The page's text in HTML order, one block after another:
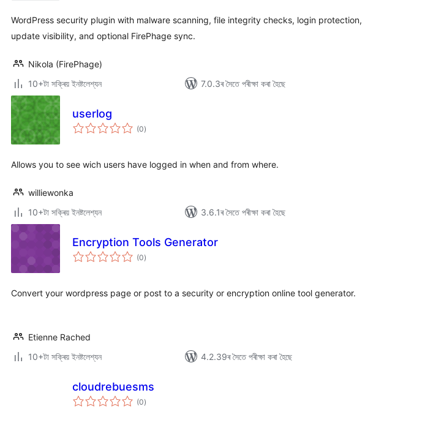
WordPress security plugin with malware scanning, file integrity checks, login protection,
update visibility, and optional FirePhage sync.
Nikola (FirePhage)
10+টা সক্ৰিয় ইনষ্টলেশ্যন
7.0.3ৰ সৈতে পৰীক্ষা কৰা হৈছে
userlog
(0টা
মুঠ)
Allows you to see wich users have logged in when and from where.
williewonka
10+টা সক্ৰিয় ইনষ্টলেশ্যন
3.6.1ৰ সৈতে পৰীক্ষা কৰা হৈছে
Encryption Tools Generator
(0টা
মুঠ)
Convert your wordpress page or post to a security or encryption online tool generator.
Etienne Rached
10+টা সক্ৰিয় ইনষ্টলেশ্যন
4.2.39ৰ সৈতে পৰীক্ষা কৰা হৈছে
cloudrebuesms
(0টা
মুঠ)